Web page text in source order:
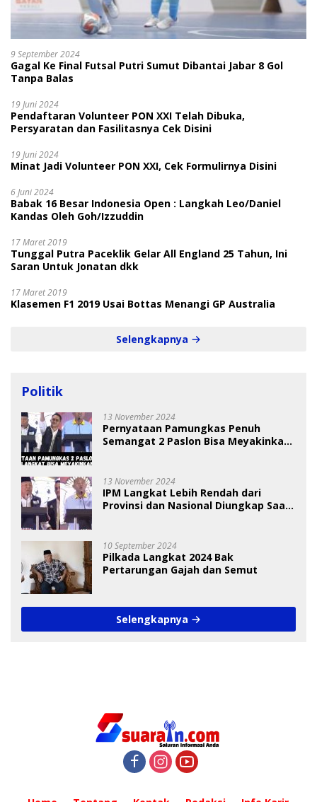
9 September 2024
Gagal Ke Final Futsal Putri Sumut Dibantai Jabar 8 Gol
Tanpa Balas
19 Juni 2024
Pendaftaran Volunteer PON XXI Telah Dibuka,
Persyaratan dan Fasilitasnya Cek Disini
19 Juni 2024
Minat Jadi Volunteer PON XXI, Cek Formulirnya Disini
6 Juni 2024
Babak 16 Besar Indonesia Open : Langkah Leo/Daniel
Kandas Oleh Goh/Izzuddin
17 Maret 2019
Tunggal Putra Paceklik Gelar All England 25 Tahun, Ini
Saran Untuk Jonatan dkk
17 Maret 2019
Klasemen F1 2019 Usai Bottas Menangi GP Australia
Selengkapnya
Politik
13 November 2024
Pernyataan Pamungkas Penuh
Semangat 2 Paslon Bisa Meyakinkan
13 November 2024
IPM Langkat Lebih Rendah dari
Provinsi dan Nasional Diungkap Saat
10 September 2024
Pilkada Langkat 2024 Bak
Pertarungan Gajah dan Semut
Selengkapnya